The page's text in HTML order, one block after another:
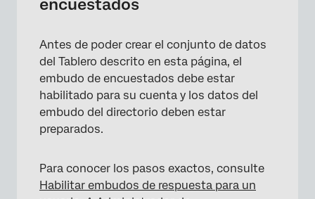
encuestados
Antes de poder crear el conjunto de datos
del Tablero descrito en esta página, el
embudo de encuestados debe estar
habilitado para su cuenta y los datos del
embudo del directorio deben estar
preparados.
Para conocer los pasos exactos, consulte
Habilitar embudos de respuesta para un